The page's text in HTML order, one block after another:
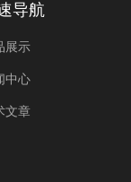
导航
展示
中心
文章